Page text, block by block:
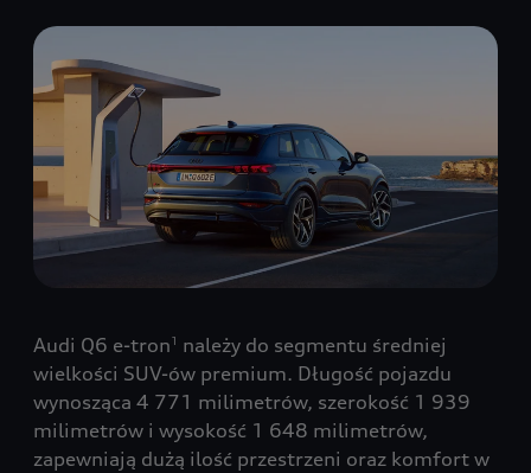
Audi Q6 e-tron1
należy do segmentu średniej
wielkości SUV-ów premium. Długość pojazdu
wynosząca 4 771 milimetrów, szerokość 1 939
milimetrów i wysokość 1 648 milimetrów,
zapewniają dużą ilość przestrzeni oraz komfort w